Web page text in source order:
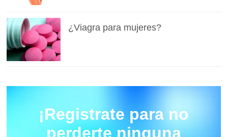
¿Viagra para mujeres?